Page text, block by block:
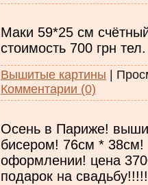
Маки 59*25 см
стоимость 700 грн
Вышитые картины |
Комментарии (0)
Осень в Париже!
бисером! 76см *
оформлении! цена
подарок на